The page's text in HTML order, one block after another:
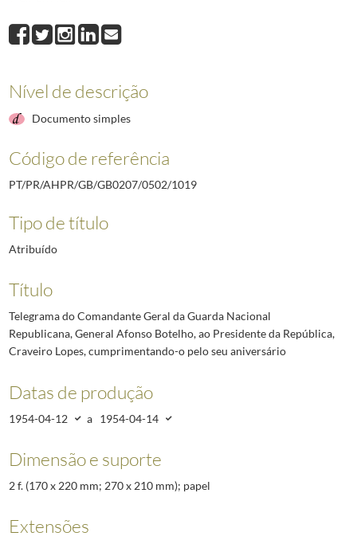
1020Telegrama do Presidente da Câmara Municipal de Tábua, José Corte
1021Telegrama do Presidente da Direção da Associação de Socorros
1023
Telegrama do Presidente da Direção da Federação das Sociedades
(...)
Nível de descrição
Documento simples
Código de referência
PT/PR/AHPR/GB/GB0207/0502/1019
Tipo de título
Atribuído
Título
Telegrama do Comandante Geral da Guarda Nacional
Republicana, General Afonso Botelho, ao Presidente da República,
Craveiro Lopes, cumprimentando-o pelo seu aniversário
Datas de produção
1954-04-12 a 1954-04-14
Dimensão e suporte
2 f. (170 x 220 mm; 270 x 210 mm); papel
Extensões